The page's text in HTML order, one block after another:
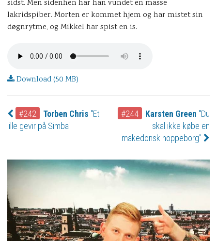
sidst. Men sidenhen har han vundet en masse
lakridspiber. Morten er kommet hjem og har mistet sin
døgnrytme, og Mikkel har spist en is.
Download (50 MB)
#242 Torben Chris "Et
lille gevir på Simba"
#244 Karsten Green "Du
skal ikke købe en
makedonsk hoppeborg"